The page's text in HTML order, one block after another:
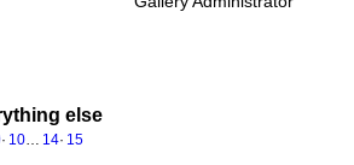
else
· 10 14· 15